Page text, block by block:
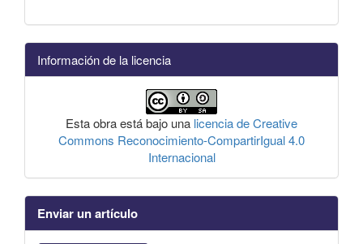
Información de la licencia
Esta obra está bajo una licencia de Creative
Commons Reconocimiento-CompartirIgual 4.0
Internacional
Enviar un artículo